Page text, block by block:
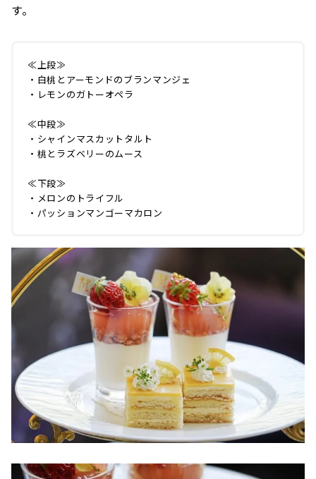
す。
≪上段≫
・白桃とアーモンドのブランマンジェ
・レモンのガトーオペラ
≪中段≫
・シャインマスカットタルト
・桃とラズベリーのムース
≪下段≫
・メロンのトライフル
・パッションマンゴーマカロン